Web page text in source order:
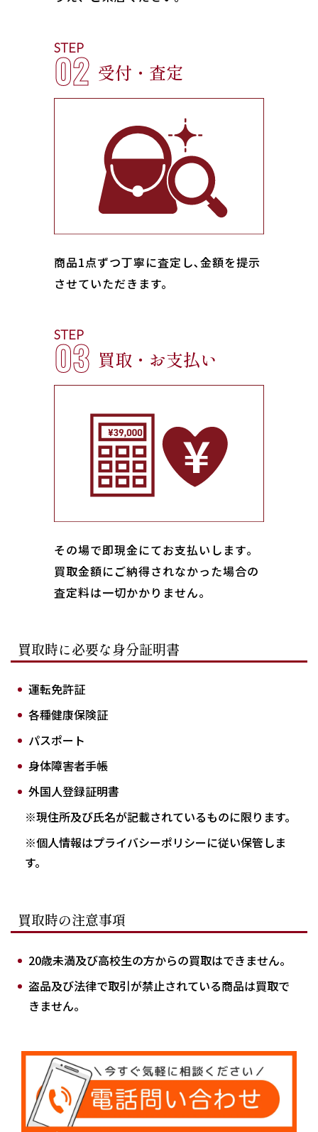
STEP
02 受付・査定
商品1点ずつ丁寧に査定し､金額を提示
させていただきます。
STEP
03 買取・お支払い
その場で即現金にてお支払いします｡
買取金額にご納得されなかった場合の
査定料は一切かかりません。
買取時に必要な身分証明書
運転免許証
各種健康保険証
パスポート
身体障害者手帳
外国人登録証明書
※現住所及び氏名が記載されているものに限ります。
※個人情報はプライバシーポリシーに従い保管しま
す。
買取時の注意事項
20歳未満及び高校生の方からの買取はできません。
盗品及び法律で取引が禁止されている商品は買取で
きません。